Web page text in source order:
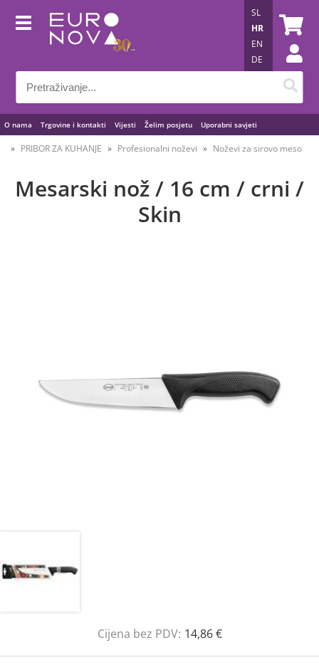
O nama Trgovine i kontakti Vijesti Želim posjetu Uporabni savjeti
SL
HR
EN
DE
PRIBOR ZA KUHANJE Profesionalni noževi Noževi za sirovo meso
Mesarski nož / 16 cm / crni /
Skin
Cijena bez PDV: 14,86 €